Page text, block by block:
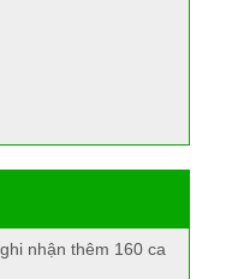
nhận thêm 160 ca